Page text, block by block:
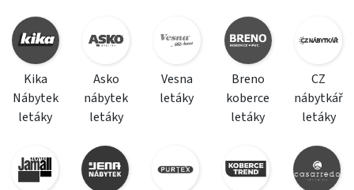
Kika
Nábytek
letáky
Asko
nábytek
letáky
Vesna
letáky
Breno
koberce
letáky
CZ
nábytkář
letáky